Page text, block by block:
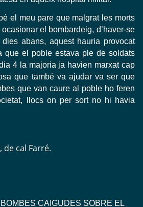
el meu pare que malgrat les morts
el bombardeig, d’haver-se
abans, aquest hauria provocat
que el poble estava ple de soldats
4 la majoria ja havien marxat cap
que també va ajudar va ser que
que van caure al poble ho feren
llocs on per sort no hi havia
de cal Farré.
CAIGUDES SOBRE EL